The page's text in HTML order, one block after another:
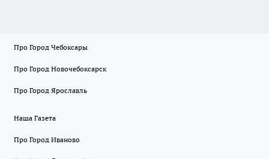
Про Город Чебоксары
Про Город Новочебоксарск
Про Город Ярославль
Наша Газета
Про Город Иваново